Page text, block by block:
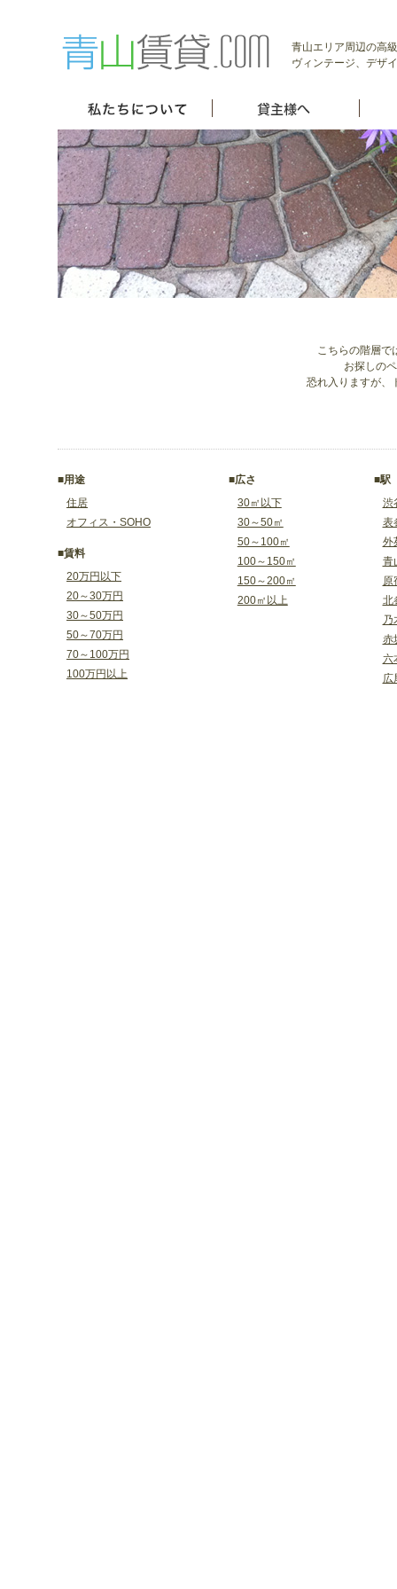
青山エリア周辺の高
ヴィンテージ、デザ
こちらの階層で
お探しの
恐れ入りますが、
■用途
住居
オフィス・SOHO
■賃料
20万円以下
20～30万円
30～50万円
50～70万円
70～100万円
100万円以上
■広さ
30㎡以下
30～50㎡
50～100㎡
100～150㎡
150～200㎡
200㎡以上
■駅
渋
表
外
青
原
北
乃
赤
六
広